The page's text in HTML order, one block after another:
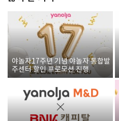
야놀자17주년 기념 야놀자 통합발
주센터 할인 프로모션 진행